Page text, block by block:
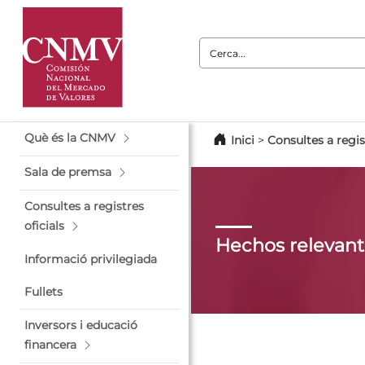
Cerca:
Què és la CNMV
Sala de premsa
Consultes a registres
oficials
Informació privilegiada
Fullets
Inversors i educació
financera
Inici > Consultes a
Hechos